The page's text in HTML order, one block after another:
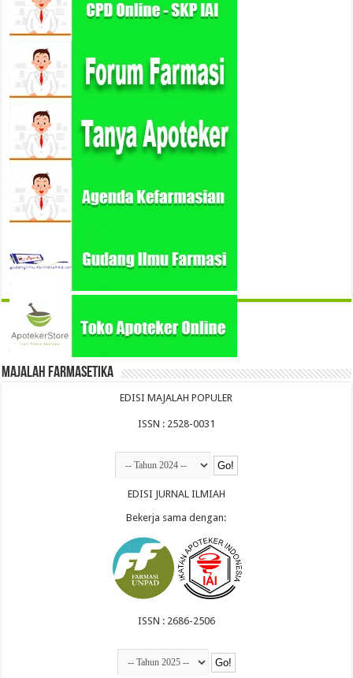
Majalah Farmasetika
EDISI MAJALAH POPULER
ISSN : 2528-0031
EDISI JURNAL ILMIAH
Bekerja sama dengan:
ISSN : 2686-2506